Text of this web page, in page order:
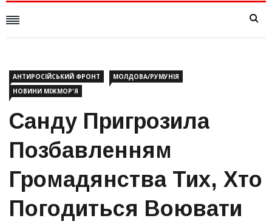
АНТИРОСІЙСЬКИЙ ФРОНТ
МОЛДОВА/РУМУНІЯ
НОВИНИ МІЖМОР'Я
Санду Пригрозила
Позбавленням
Громадянства Тих, Хто
Погодиться Воювати